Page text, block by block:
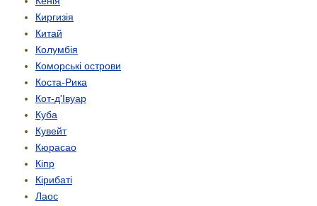
Киргизія
Китай
Колумбія
Коморські острови
Коста-Рика
Кот-д'Івуар
Куба
Кувейт
Кюрасао
Кіпр
Кірибаті
Лаос